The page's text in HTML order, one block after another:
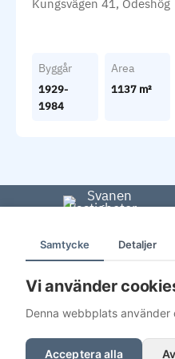
Samtycke Detaljer
Vi använder
Denna webbplats
Acceptera alla
Kungsvägen 41, Ödeshög
Byggår
1929-
1984
Area
1137 m²